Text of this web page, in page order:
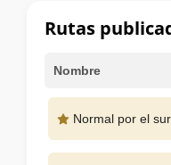
cumbre
Rutas
Nombre
Normal por el sur